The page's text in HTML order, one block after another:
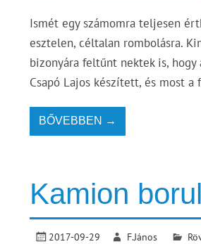
Ismét egy számomra teljesen
esztelen, céltalan rombolásra.
bizonyára feltűnt nektek is,
Csapó Lajos készített, és most
BŐVEBBEN →
Kamion
2017-09-29 F.János